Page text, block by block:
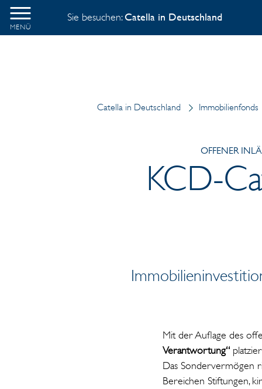
MENÜ
Sie besuchen:Catella in Deutschland
Catella in Deutschland Immobilienfonds
OFFENER
KCD-
Mit der Auflage des
Verantwortung“
Das Sondervermögen
Bereichen Stiftungen,